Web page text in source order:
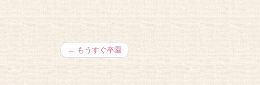
← もうすぐ卒園